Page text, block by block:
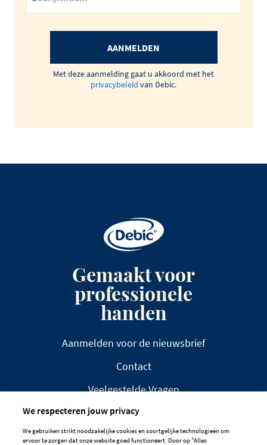
AANMELDEN
Met deze aanmelding gaat u akkoord met het
privacybeleid van Debic.
Gemaakt voor
professionele
handen
Aanmelden voor de nieuwsbrief
Contact
Veelgestelde Vragen
We respecteren jouw privacy
We gebruiken strikt noodzakelijke cookies en soortgelijke technologieën om
ervoor te zorgen dat onze website goed functioneert. Door op "Alles